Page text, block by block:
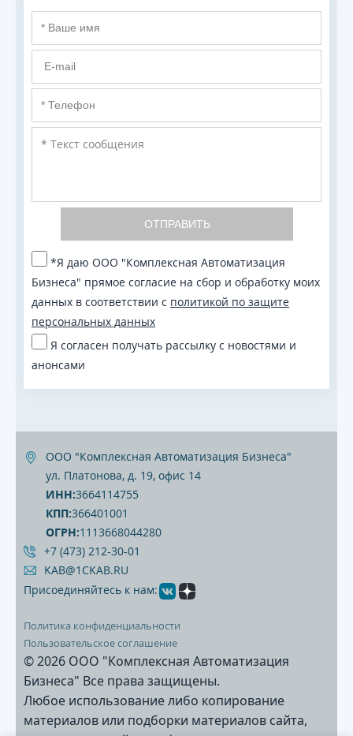
*Я даю ООО "Комплексная Автоматизация
Бизнеса" прямое согласие на сбор и обработку моих
данных в соответствии с политикой по защите
персональных данных
Я согласен получать рассылку с новостями и
анонсами
ОТПРАВИТЬ
ООО "Комплексная Автоматизация Бизнеса"
ул. Платонова, д. 19, офис 14
ИНН:3664114755
КПП:366401001
ОГРН:1113668044280
+7 (473) 212‐30‐01
KAB@1CKAB.RU
Присоединяйтесь к нам:
Политика конфиденциальности
Пользовательское соглашение
© 2026 ООО "Комплексная Автоматизация
Бизнеса" Все права защищены.
Любое использование либо копирование
материалов или подборки материалов сайта,